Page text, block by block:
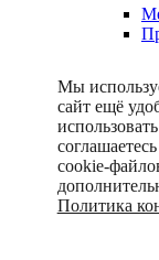
Мы
сайт ещё
cookie-
Политика